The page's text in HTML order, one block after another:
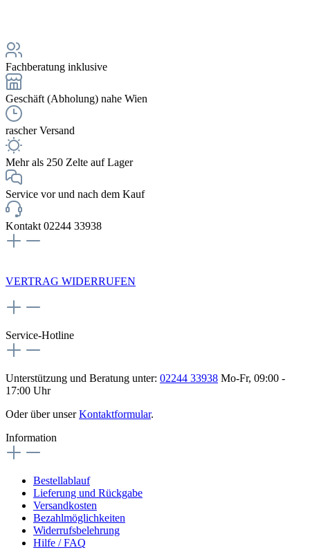
Fachberatung inklusive
Geschäft (Abholung) nahe Wien
rascher Versand
Mehr als 250 Zelte auf Lager
Service vor und nach dem Kauf
Kontakt 02244 33938
VERTRAG WIDERRUFEN
Service-Hotline
Unterstützung und Beratung unter: 02244 33938 Mo-Fr, 09:00 -
17:00 Uhr
Oder über unserKontaktformular.
Information
Bestellablauf
Lieferung und Rückgabe
Versandkosten
Bezahlmöglichkeiten
Widerrufsbelehrung
Hilfe / FAQ